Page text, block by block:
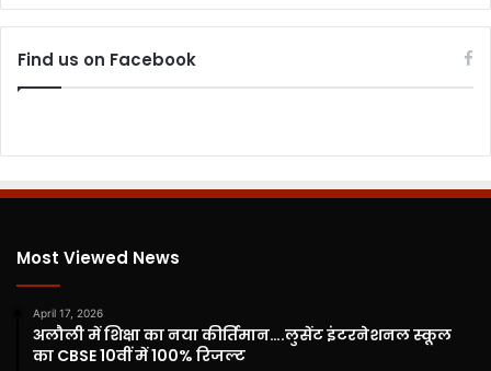
Find us on Facebook
Most Viewed News
April 17, 2026
अलौली में शिक्षा का नया कीर्तिमान….लुसेंट इंटरनेशनल स्कूल
का CBSE 10वीं में 100% रिजल्ट